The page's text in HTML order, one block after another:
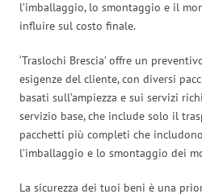
l’imballaggio, lo smontaggio e il
influire sul costo finale.
‘Traslochi Brescia’ offre un
esigenze del cliente, con diversi
basati sull’ampiezza e sui servizi
servizio base, che include solo il
pacchetti più completi che
l’imballaggio e lo smontaggio dei
La sicurezza dei tuoi beni è una